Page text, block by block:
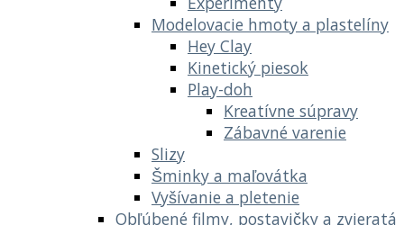
Modelovacie hmoty a plastelíny
Hey Clay
Kinetický piesok
Play-doh
Kreatívne súpravy
Zábavné varenie
Slizy
Šminky a maľovátka
Vyšívanie a pletenie
Obľúbené filmy, postavičky a zvieratá